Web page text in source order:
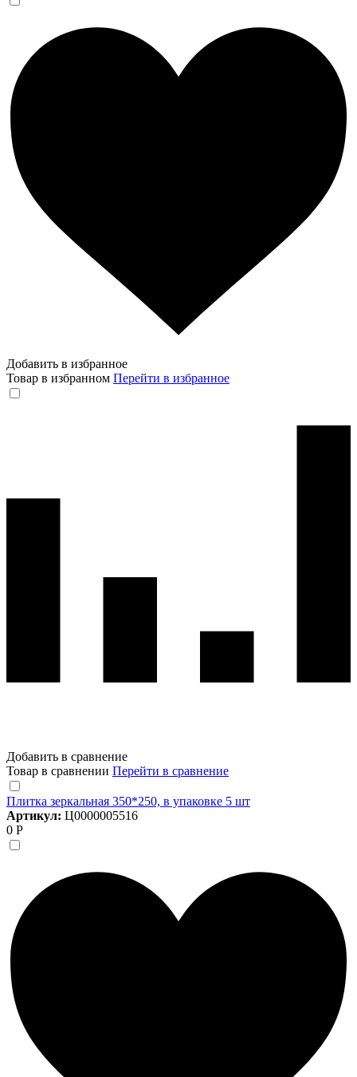
Добавить в избранное
Товар в избранном Перейти в избранное
Добавить в сравнение
Товар в сравнении Перейти в сравнение
Плитка зеркальная 350*250, в упаковке 5 шт
Артикул: Ц0000005516
0 Р